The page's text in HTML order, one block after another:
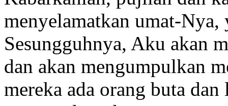
menyelamatkan umat-Nya,
Sesungguhnya, Aku akan
dan akan mengumpulkan
mereka ada orang buta dan